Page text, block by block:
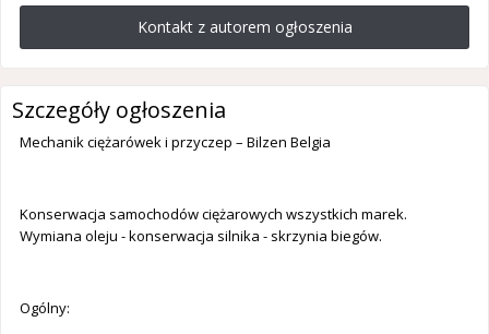
Kontakt z autorem ogłoszenia
Szczegóły ogłoszenia
Mechanik ciężarówek i przyczep – Bilzen Belgia
Konserwacja samochodów ciężarowych wszystkich marek.
Wymiana oleju - konserwacja silnika - skrzynia biegów.
Ogólny: